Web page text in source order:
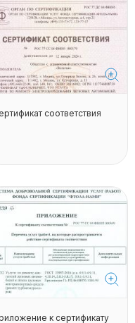
соответствия
к сертификату